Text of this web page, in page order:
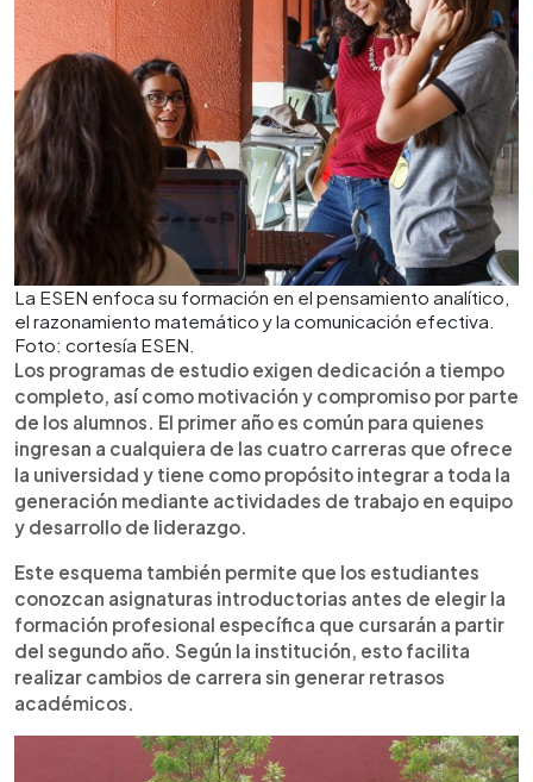
completan su formación universitaria.
La ESEN enfoca su formación en el pensamiento analítico,
el razonamiento matemático y la comunicación efectiva.
Foto: cortesía ESEN.
Los programas de estudio exigen dedicación a tiempo
completo, así como motivación y compromiso por parte
de los alumnos. El primer año es común para quienes
ingresan a cualquiera de las cuatro carreras que ofrece
la universidad y tiene como propósito integrar a toda la
generación mediante actividades de trabajo en equipo
y desarrollo de liderazgo.
Este esquema también permite que los estudiantes
conozcan asignaturas introductorias antes de elegir la
formación profesional específica que cursarán a partir
del segundo año. Según la institución, esto facilita
realizar cambios de carrera sin generar retrasos
académicos.